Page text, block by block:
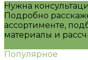
Нужна
Подробно
ассортименте,
материалы и
Популярное